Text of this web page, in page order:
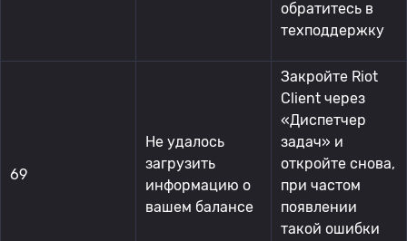
обратитесь в
техподдержку
69
Не удалось
загрузить
информацию о
вашем балансе
Закройте Riot
Client через
«Диспетчер
задач» и
откройте снова,
при частом
появлении
такой ошибки